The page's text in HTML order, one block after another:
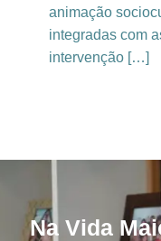
animação
integradas com
intervenção […]
Na Vida